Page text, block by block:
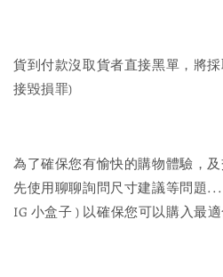
貨到付款沒取貨者直接黑單，將
接毀損罪)
為了確保您有愉快的購物體驗，
先使用聊聊詢問尺寸建議等問題
IG 小盒子 ) 以確保您可以購入最適